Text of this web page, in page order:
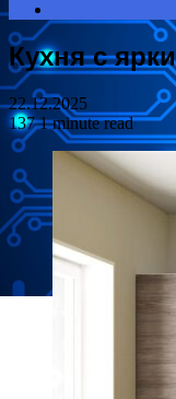
for
Кухня с
22.12.2025
1371 minute read